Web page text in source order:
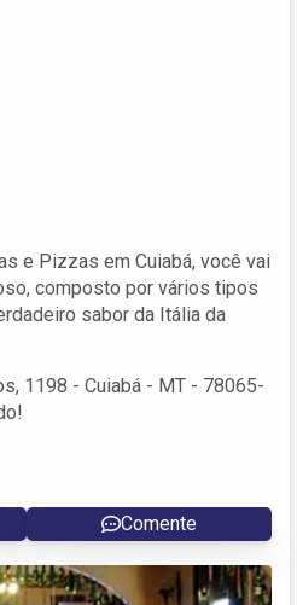
e Pizzas em Cuiabá, você vai
composto por vários tipos
sabor da Itália da
1198 - Cuiabá - MT - 78065-
Comente